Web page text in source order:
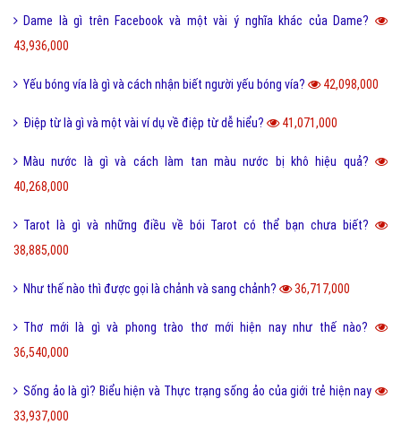
Dame là gì trên Facebook và một vài ý nghĩa khác của Dame?
43,936,000
Yếu bóng vía là gì và cách nhận biết người yếu bóng vía? 42,098,000
Điệp từ là gì và một vài ví dụ về điệp từ dễ hiểu? 41,071,000
Màu nước là gì và cách làm tan màu nước bị khô hiệu quả?
40,268,000
Tarot là gì và những điều về bói Tarot có thể bạn chưa biết?
38,885,000
Như thế nào thì được gọi là chảnh và sang chảnh? 36,717,000
Thơ mới là gì và phong trào thơ mới hiện nay như thế nào?
36,540,000
Sống ảo là gì? Biểu hiện và Thực trạng sống ảo của giới trẻ hiện nay
33,937,000